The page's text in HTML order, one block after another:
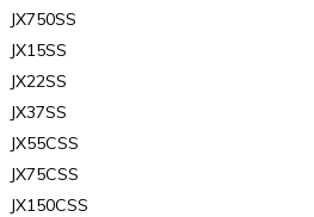
JX750SS
JX15SS
JX22SS
JX37SS
JX55CSS
JX75CSS
JX150CSS